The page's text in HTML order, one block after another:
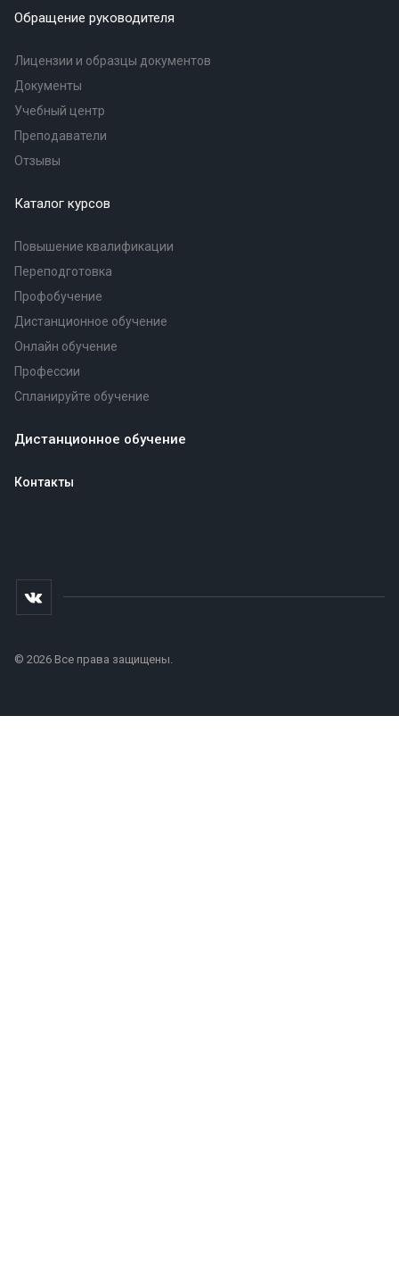
Обращение руководителя
Лицензии и образцы документов
Документы
Учебный центр
Преподаватели
Отзывы
Каталог курсов
Повышение квалификации
Переподготовка
Профобучение
Дистанционное обучение
Онлайн обучение
Профессии
Спланируйте обучение
Дистанционное обучение
Контакты
© 2026 Все права защищены.